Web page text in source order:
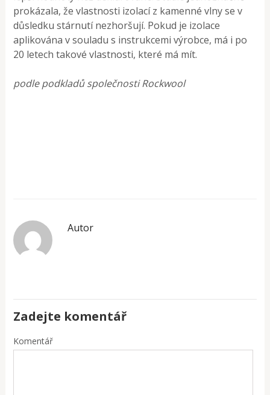
prokázala, že vlastnosti izolací z kamenné vlny se v
důsledku stárnutí nezhoršují. Pokud je izolace
aplikována v souladu s instrukcemi výrobce, má i po
20 letech takové vlastnosti, které má mít.
podle podkladů společnosti Rockwool
Autor
Zadejte komentář
Komentář